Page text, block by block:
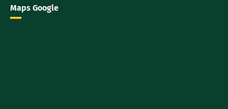
Maps Google